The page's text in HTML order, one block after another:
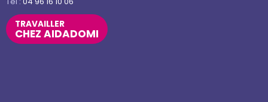
TRAVAILLER
CHEZ AIDADOMI